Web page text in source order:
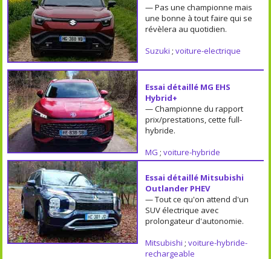
— Pas une championne mais
une bonne à tout faire qui se
révèlera au quotidien.
Suzuki ; voiture-electrique
Essai détaillé MG EHS
Hybrid+
— Championne du rapport
prix/prestations, cette full-
hybride.
MG ; voiture-hybride
Essai détaillé Mitsubishi
Outlander PHEV
— Tout ce qu'on attend d'un
SUV électrique avec
prolongateur d'autonomie.
Mitsubishi ; voiture-hybride-
rechargeable